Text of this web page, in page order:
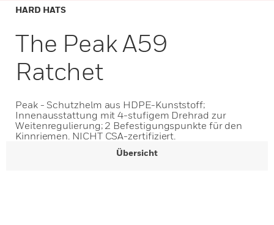
HARD HATS
The Peak A59
Ratchet
Peak - Schutzhelm aus HDPE-Kunststoff;
Innenausstattung mit 4-stufigem Drehrad zur
Weitenregulierung; 2 Befestigungspunkte für den
Kinnriemen. NICHT CSA-zertifiziert.
Übersicht